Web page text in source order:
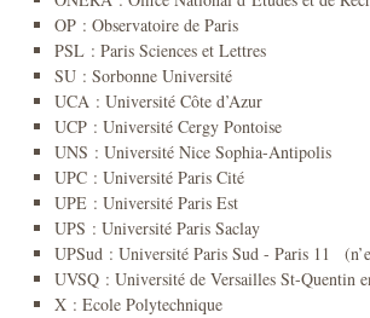
OP : Observatoire de Paris
PSL : Paris Sciences et Lettres
SU : Sorbonne Université
UCA : Université Côte d’Azur
UCP : Université Cergy Pontoise
UNS : Université Nice Sophia-Antipolis
UPC : Université Paris Cité
UPE : Université Paris Est
UPS : Université Paris Saclay
UPSud : Université Paris Sud - Paris 11
UVSQ : Université de Versailles St-Quentin
X : Ecole Polytechnique